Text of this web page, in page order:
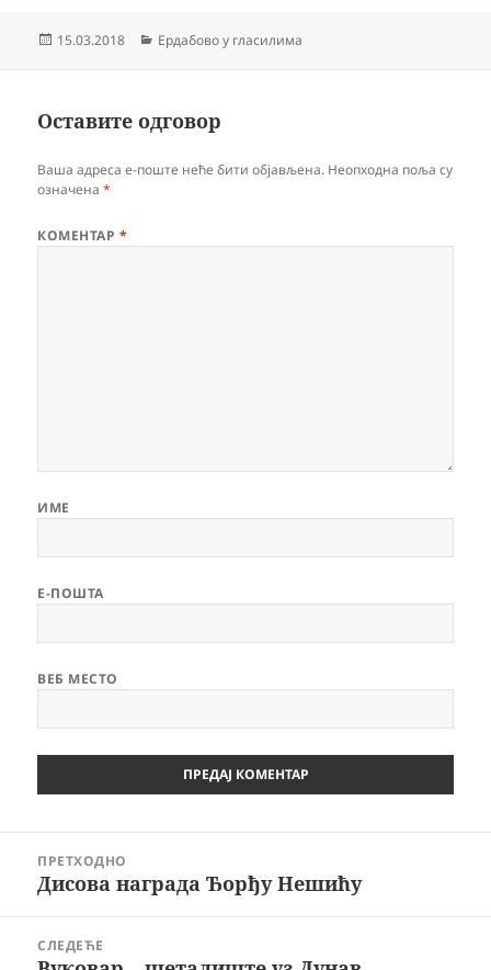
Објављено
15.03.2018 Категорије
Ердабово у гласилима
Оставите одговор
Ваша адреса е-поште неће бити објављена. Неопходна поља су
означена*
КОМЕНТАР *
ИМЕ
Е-ПОШТА
ВЕБ МЕСТО
чланкаПРЕТХОДНО
Претходни
Дисова награда Ђорђу Нешићу
СЛЕДЕЋЕ